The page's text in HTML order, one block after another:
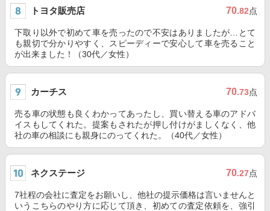
トヨタ販売店 70.82点
下取り以外で初めて車を売ったので不安はありましたが…とて
も親切で分かりやすく、スピーディーで安心して車を売ること
が出来ました！（30代／女性）
カーチス 70.73点
売る車の状態も良くわかってあったし、買い替える車のアドバ
イスもしてくれた。提案もされたが押し付けがましくなく、他
社の車の相談にも親身にのってくれた。（40代／女性）
ネクステージ 70.27点
7社程の会社に査定をお願いし、他社の提示価格は言いませんと
いうこちらのやり方に応じて頂き、初めての査定依頼を、強引